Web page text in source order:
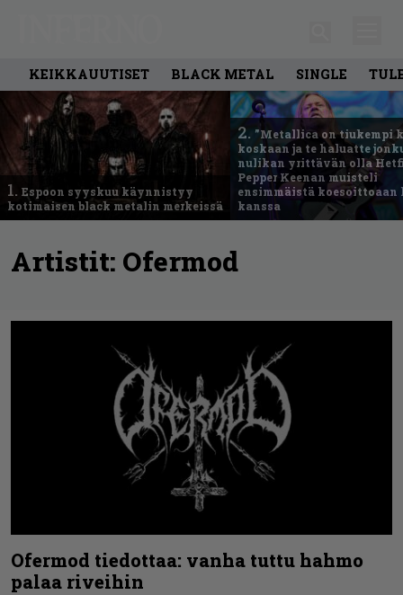
KEIKKAUUTISET BLACK METAL SINGLE
1. Espoon syyskuu käynnistyy
kotimaisen black metalin merkeissä
2. ”Metallica on tiukempi
koskaan ja te haluatte
nulikan yrittävän olla
Pepper Keenan muisteli
ensimmäistä
kanssa
Artistit: Ofermod
Ofermod tiedottaa: vanha tuttu hahmo
palaa riveihin